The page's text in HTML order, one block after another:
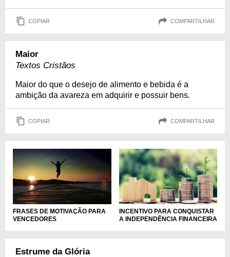
COPIAR COMPARTILHAR
Maior
Textos Cristãos
Maior do que o desejo de alimento e bebida é a
ambição da avareza em adquirir e possuir bens.
COPIAR COMPARTILHAR
FRASES DE MOTIVAÇÃO PARA
VENCEDORES
INCENTIVO PARA CONQUISTAR
A INDEPENDÊNCIA FINANCEIRA
Estrume da Glória